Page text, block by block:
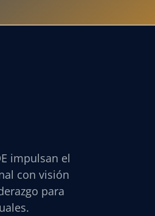
impulsan el
con visión
para